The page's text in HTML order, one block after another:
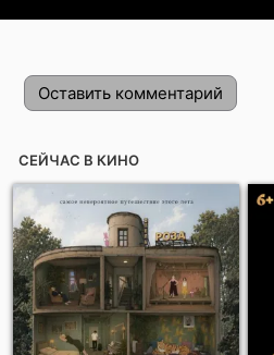
Оставить комментарий
СЕЙЧАС В КИНО